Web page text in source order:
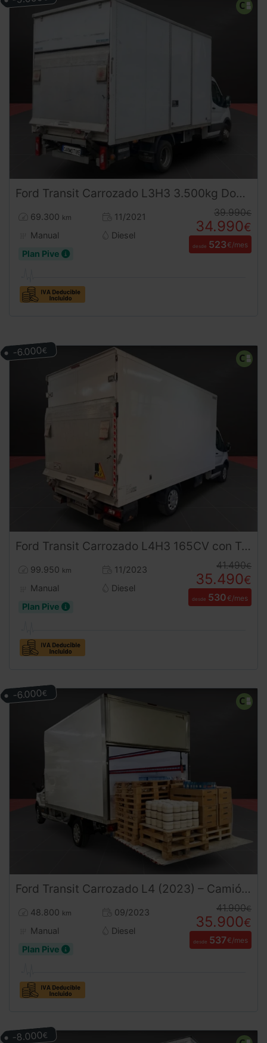
Ford Transit Carrozado L3H3 3.500kg Doble Rueda, Trampilla y Puerta Lateral ¡Desde 533 €/mes!
69.300 km
11/2021
Manual
Diesel
Plan Pive
39.990€
34.990€
desde 523€/mes
Ford Transit Carrozado L4H3 165CV con Trampilla (2023) | Desde 530€/mes
99.950 km
11/2023
Manual
Diesel
Plan Pive
41.490€
35.490€
desde 530€/mes
-6.000€
Ford Transit Carrozado L4 (2023) – Camión de 3.500 kg Seminuevo con Trampilla Elevadora (apto para conducir con carnet B)
48.800 km
09/2023
Manual
Diesel
Plan Pive
41.900€
35.900€
desde 537€/mes
-6.000€
-8.000€